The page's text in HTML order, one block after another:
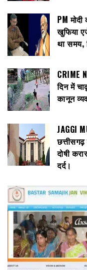
PM
खुफिया
था समय,
CRIME
दिन में
कानून
JAGGI
दोषी
दर्द।